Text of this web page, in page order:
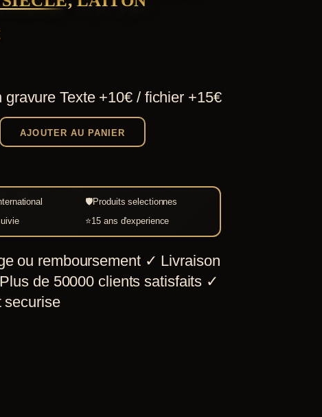
gravure Texte +10€ / fichier +15€
AJOUTER AU PANIER
🛡Produits selectionnes
⭐15 ans d'experience
ou remboursement ✓ Livraison
Plus de 50000 clients satisfaits ✓
securise